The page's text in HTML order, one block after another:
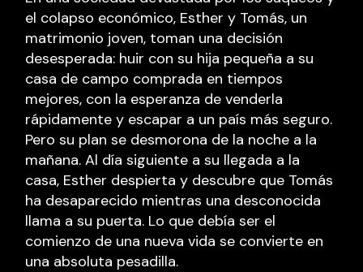
el colapso económico, Esther y Tomás, un
matrimonio joven, toman una decisión
desesperada: huir con su hija pequeña a su
casa de campo comprada en tiempos
mejores, con la esperanza de venderla
rápidamente y escapar a un país más seguro.
Pero su plan se desmorona de la noche a la
mañana. Al día siguiente a su llegada a la
casa, Esther despierta y descubre que Tomás
ha desaparecido mientras una desconocida
llama a su puerta. Lo que debía ser el
comienzo de una nueva vida se convierte en
una absoluta pesadilla.